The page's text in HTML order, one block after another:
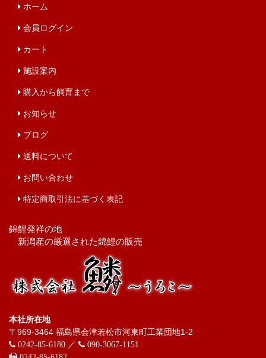
ホーム
会員ログイン
カート
施設案内
購入から飼育まで
お知らせ
ブログ
送料について
お問い合わせ
特定商取引法に基づく表記
錦鯉発祥の地
新潟産の厳選された錦鯉の販売
本社所在地
〒969-3464 福島県会津若松市河東町工業団地1-2
0242-85-6180 ／
090-3067-1151